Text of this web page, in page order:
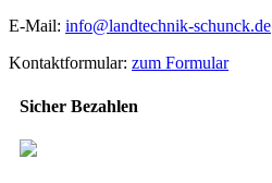
E-Mail: info@landtechnik-schunck.de
Kontaktformular: zum Formular
Sicher Bezahlen